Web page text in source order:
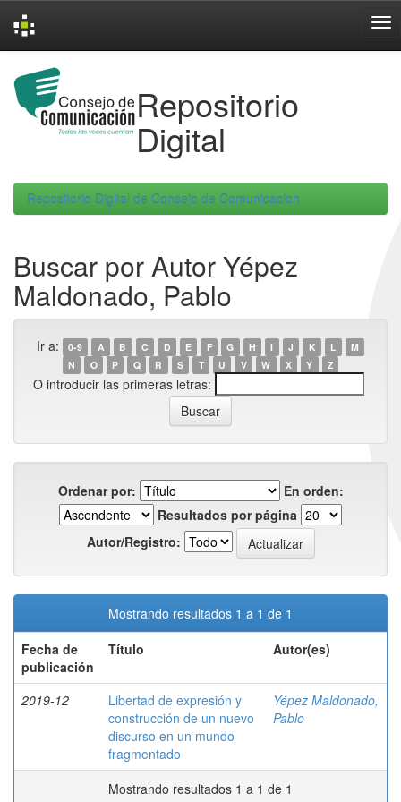
navigation
Repositorio
Digital
Repositorio Digital de Consejo de Comunicacion
Buscar por Autor Yépez
Maldonado, Pablo
Ir a: 0-9 A B C D E F G H I J K L
M
N
O P Q R S T U V W X Y Z
O introducir las primeras letras:
Ordenar por:
En orden:
Resultados por página
Autor/Registro:
Mostrando resultados 1 a 1 de 1
Fecha de
publicación
Título Autor(es)
2019-12
Libertad de expresión y
construcción de un nuevo
discurso en un mundo
fragmentado
Yépez Maldonado,
Pablo
Mostrando resultados 1 a 1 de 1